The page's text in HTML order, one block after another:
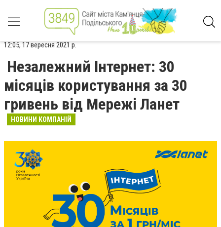
12:05, 17 вересня 2021 р.
Незалежний Інтернет: 30
місяців користування за 30
гривень від Мережі Ланет
НОВИНИ КОМПАНІЙ